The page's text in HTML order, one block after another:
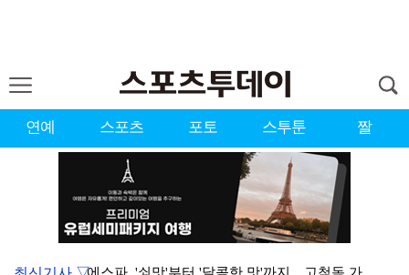
연예 스포츠 포토 스투툰 짤